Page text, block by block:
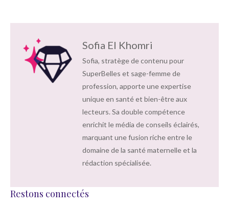
Sofia El Khomri
Sofia, stratège de contenu pour
SuperBelles et sage-femme de
profession, apporte une expertise
unique en santé et bien-être aux
lecteurs. Sa double compétence
enrichit le média de conseils éclairés,
marquant une fusion riche entre le
domaine de la santé maternelle et la
rédaction spécialisée.
Restons connectés